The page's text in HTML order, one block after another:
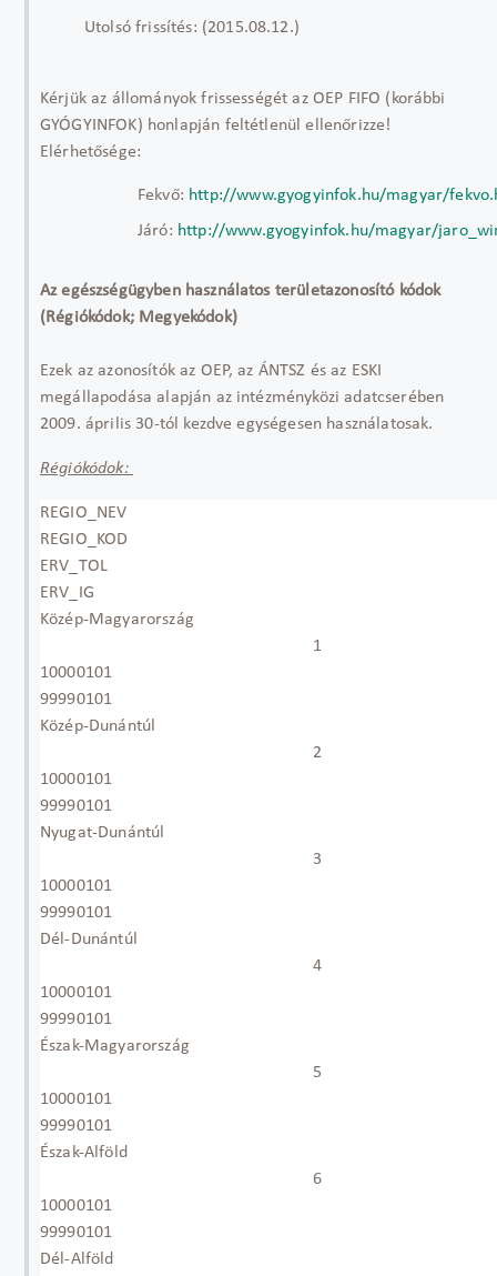
Utolsó frissítés: (2015.08.12.)
Kérjük az állományok frissességét az OEP FIFO (korábbi
GYÓGYINFOK) honlapján feltétlenül ellenőrizze!
Elérhetősége:
Fekvő: http://www.gyogyinfok.hu/magyar/
Járó: http://www.gyogyinfok.hu/magyar/
Az egészségügyben használatos területazonosító kódok
(Régiókódok; Megyekódok)
Ezek az azonosítók az OEP, az ÁNTSZ és az ESKI
megállapodása alapján az intézményközi adatcserében
2009. április 30-tól kezdve egységesen használatosak.
Régiókódok:
REGIO_NEV
REGIO_KOD
ERV_TOL
ERV_IG
Közép-Magyarország
1
10000101
99990101
Közép-Dunántúl
2
10000101
99990101
Nyugat-Dunántúl
3
10000101
99990101
Dél-Dunántúl
4
10000101
99990101
Észak-Magyarország
5
10000101
99990101
Észak-Alföld
6
10000101
99990101
Dél-Alföld